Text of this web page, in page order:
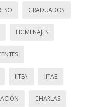
GRADUADOS
HOMENAJES
IITEA IITAE
CHARLAS